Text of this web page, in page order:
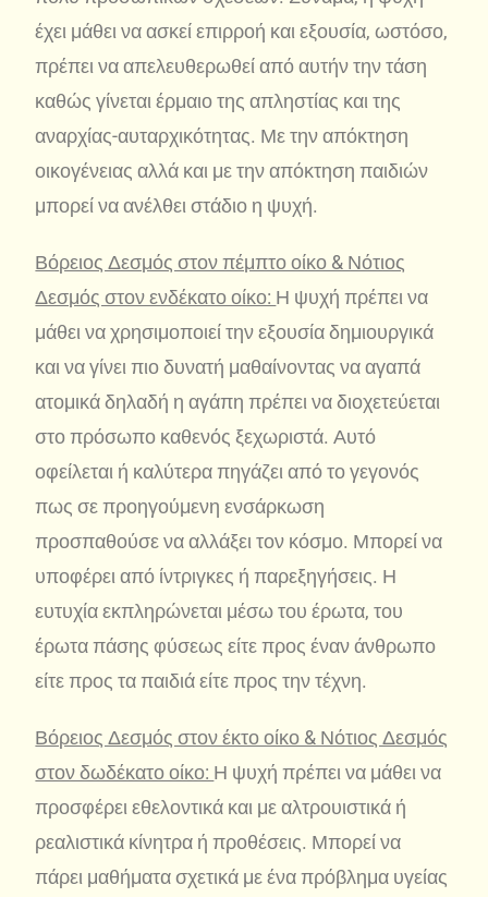
έχει μάθει να ασκεί επιρροή και εξουσία, ωστόσο,
πρέπει να απελευθερωθεί από αυτήν την τάση
καθώς γίνεται έρμαιο της απληστίας και της
αναρχίας-αυταρχικότητας. Με την απόκτηση
οικογένειας αλλά και με την απόκτηση παιδιών
μπορεί να ανέλθει στάδιο η ψυχή.
Βόρειος Δεσμός στον πέμπτο οίκο & Νότιος
Δεσμός στον ενδέκατο οίκο: Η ψυχή πρέπει να
μάθει να χρησιμοποιεί την εξουσία δημιουργικά
και να γίνει πιο δυνατή μαθαίνοντας να αγαπά
ατομικά δηλαδή η αγάπη πρέπει να διοχετεύεται
στο πρόσωπο καθενός ξεχωριστά. Αυτό
οφείλεται ή καλύτερα πηγάζει από το γεγονός
πως σε προηγούμενη ενσάρκωση
προσπαθούσε να αλλάξει τον κόσμο. Μπορεί να
υποφέρει από ίντριγκες ή παρεξηγήσεις. Η
ευτυχία εκπληρώνεται μέσω του έρωτα, του
έρωτα πάσης φύσεως είτε προς έναν άνθρωπο
είτε προς τα παιδιά είτε προς την τέχνη.
Βόρειος Δεσμός στον έκτο οίκο & Νότιος Δεσμός
στον δωδέκατο οίκο: Η ψυχή πρέπει να μάθει να
προσφέρει εθελοντικά και με αλτρουιστικά ή
ρεαλιστικά κίνητρα ή προθέσεις. Μπορεί να
πάρει μαθήματα σχετικά με ένα πρόβλημα υγείας